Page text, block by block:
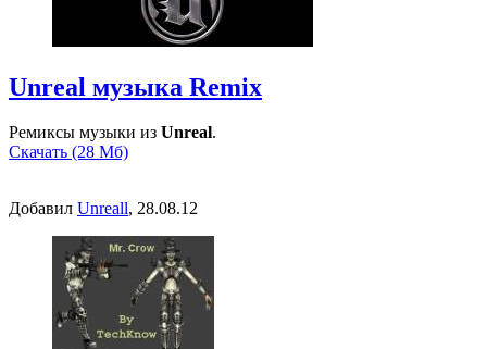
Unreal музыка Remix
Ремиксы музыки из Unreal.
Скачать (28 Мб)
Добавил Unreall, 28.08.12